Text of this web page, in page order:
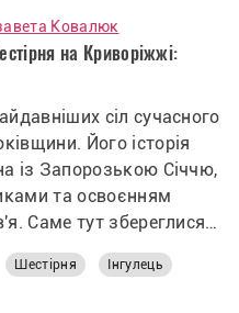
Ковалюк
на Криворіжжі:
сіл сучасного
Його історія
із Запорозькою Січчю,
та освоєнням
Саме тут збереглися
козацької доби
Запорозьких
про історію Шестірні
Шестірня Інгулець